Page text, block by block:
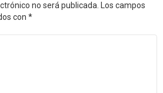
no será publicada. Los campos
con *